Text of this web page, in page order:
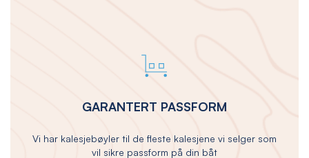
GARANTERT PASSFORM
Vi har kalesjebøyler til de fleste kalesjene vi selger som
vil sikre passform på din båt